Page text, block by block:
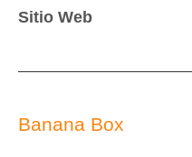
Sitio Web
Banana Box